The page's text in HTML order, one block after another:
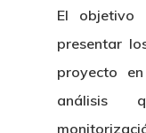
El objetivo
presentar
proyecto
análisis